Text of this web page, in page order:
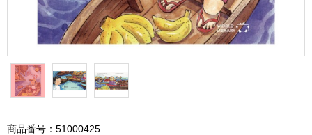
商品番号：51000425